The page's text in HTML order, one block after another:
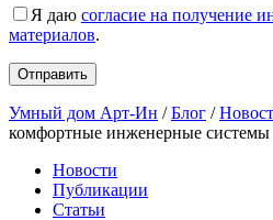
Я даю согласие на получение
материалов.
Умный дом Арт-Ин /Блог /
комфортные инженерные системы
Новости
Публикации
Статьи